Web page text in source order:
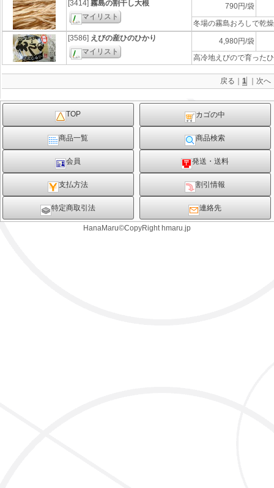
[3414] 霧島の割干し大根
マイリスト
790円/袋
冬場の霧島おろしで乾
[3586] えびの産ひのひかり
マイリスト
4,980円/袋
高冷地えびので育った
戻る｜ 1 ｜次へ
TOP カゴの中
商品一覧 商品検索
会員 発送・送料
支払方法 割引情報
特定商取引法 連絡先
HanaMaru©CopyRight hmaru.jp